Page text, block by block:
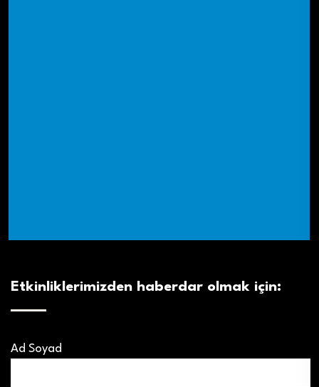
Etkinliklerimizden haberdar olmak için:
Ad Soyad